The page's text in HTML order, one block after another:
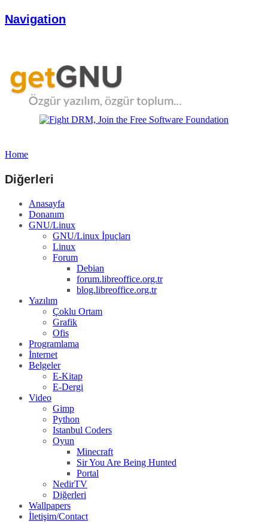
Navigation
Home
Diğerleri
Anasayfa
Donanım
GNU/Linux
GNU/Linux İpuçları
Linux
Forum
Debian
forum.libreoffice.org.tr
blog.libreoffice.org.tr
Yazılım
Çoklu Ortam
Grafik
Ofis
Programlama
İnternet
Belgeler
E-Kitap
E-Dergi
Video
Gimp
Python
Istanbul Coders
Oyun
Minecraft
Sir You Are Being Hunted
Portal
NedirTV
Diğerleri
Wallpapers
İletişim/Contact